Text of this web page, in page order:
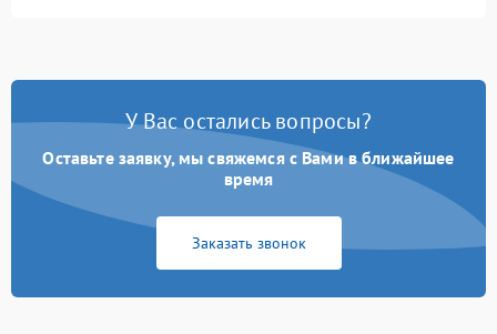
У Вас остались вопросы?
Оставьте заявку, мы свяжемся с Вами в ближайшее
время
Заказать звонок